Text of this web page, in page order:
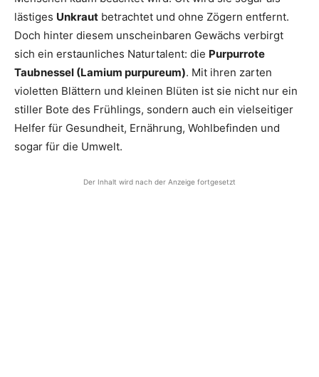
lästiges Unkraut betrachtet und ohne Zögern entfernt.
Doch hinter diesem unscheinbaren Gewächs verbirgt
sich ein erstaunliches Naturtalent: die Purpurrote
Taubnessel (Lamium purpureum). Mit ihren zarten
violetten Blättern und kleinen Blüten ist sie nicht nur ein
stiller Bote des Frühlings, sondern auch ein vielseitiger
Helfer für Gesundheit, Ernährung, Wohlbefinden und
sogar für die Umwelt.
Der Inhalt wird nach der Anzeige fortgesetzt